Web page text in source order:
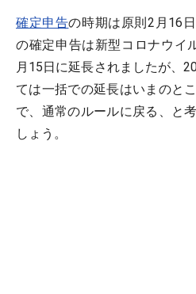
確定申告の時期は原則2月16
の確定申告は新型コロナウイ
月15日に延長されましたが、
ては一括での延長はいまのと
で、通常のルールに戻る、と
しょう。